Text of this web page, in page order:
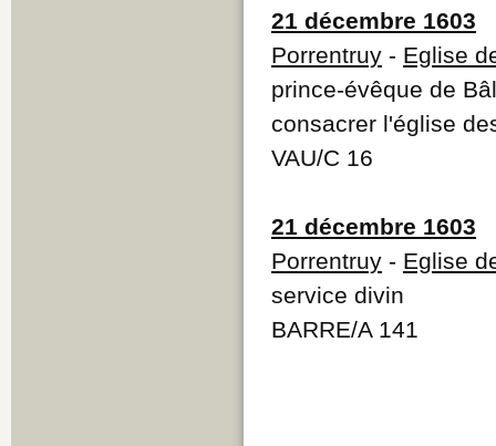
21 décembre 1603
Porrentruy - Eglise
prince-évêque de
consacrer l'église
VAU/C 16
21 décembre 1603
Porrentruy - Eglise
service divin
BARRE/A 141